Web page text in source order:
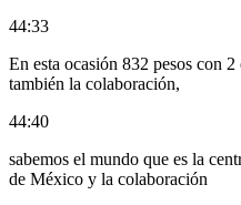
44:33
En esta ocasión 832 pesos con
también la colaboración,
44:40
sabemos el mundo que es la
de México y la colaboración